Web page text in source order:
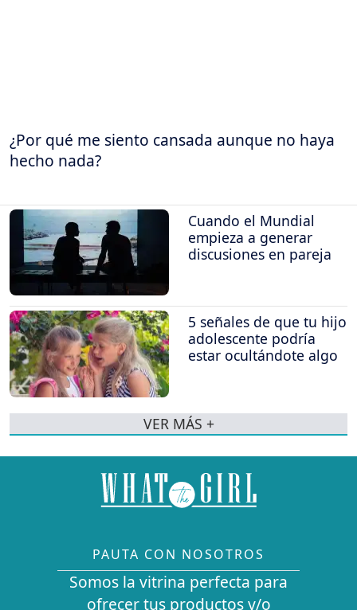
¿Por qué me siento cansada aunque no haya
hecho nada?
Cuando el Mundial
empieza a generar
discusiones en pareja
5 señales de que tu hijo
adolescente podría
estar ocultándote algo
VER MÁS +
PAUTA CON NOSOTROS
Somos la vitrina perfecta para
ofrecer tus productos y/o